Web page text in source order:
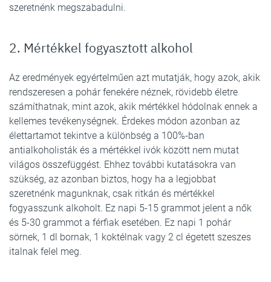
szeretnénk megszabadulni.
2. Mértékkel fogyasztott alkohol
Az eredmények egyértelműen azt mutatják, hogy azok, akik
rendszeresen a pohár fenekére néznek, rövidebb életre
számíthatnak, mint azok, akik mértékkel hódolnak ennek a
kellemes tevékenységnek. Érdekes módon azonban az
élettartamot tekintve a különbség a 100%-ban
antialkoholisták és a mértékkel ivók között nem mutat
világos összefüggést. Ehhez további kutatásokra van
szükség, az azonban biztos, hogy ha a legjobbat
szeretnénk magunknak, csak ritkán és mértékkel
fogyasszunk alkoholt. Ez napi 5-15 grammot jelent a nők
és 5-30 grammot a férfiak esetében. Ez napi 1 pohár
sörnek, 1 dl bornak, 1 koktélnak vagy 2 cl égetett szeszes
italnak felel meg.